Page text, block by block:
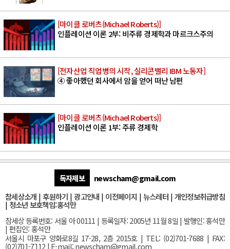
[마이클 로버츠(Michael Roberts)]
인플레이션 이론 2부: 비주류 경제학과 마르크스주의
[전자산업 직업병의 시작, 실리콘밸리 IBM 노동자]
④ 좋아했던 회사에서 암을 얻어 떠난 남편
[마이클 로버츠(Michael Roberts)]
인플레이션 이론 1부: 주류 경제학
독자제보
newscham@gmail.com
참세상소개 | 후원하기 |광고안내 | 이전페이지 | 뉴스레터| 개인정보취급방침
| 청소년 보호책임:홍석만
참세상 등록번호: 서울 아 00111 | 등록일자: 2005년 11월 8일 | 발행인: 홍석만
| 편집인: 홍석만
서울시 마포구 양화로8길 17-28, 2층 2015호| TEL: (02)701-7688 | FAX:
(02)701-7112 | E-mail:newscham@gmail.com